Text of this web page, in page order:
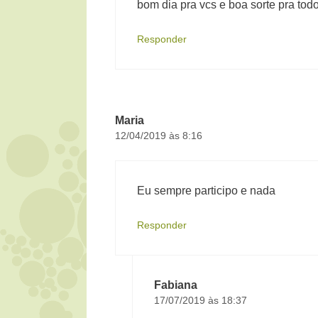
bom dia pra vcs e boa sorte pra
Responder
Maria
12/04/2019 às 8:16
Eu sempre participo e nada
Responder
Fabiana
17/07/2019 às 18:37